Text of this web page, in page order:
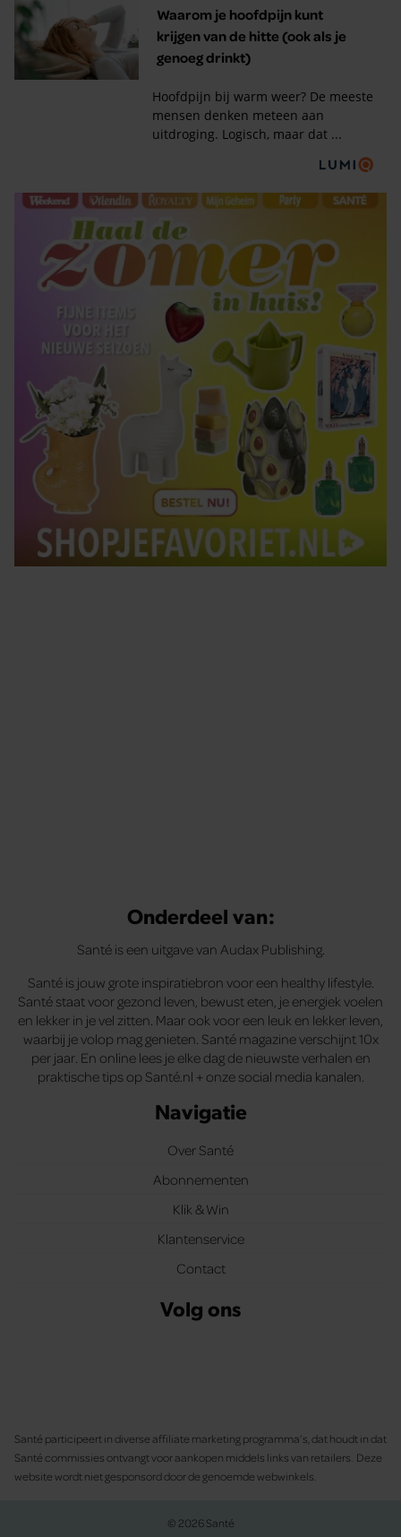
Onderdeel van:
Santé is een uitgave van Audax Publishing.
Santé is jouw grote inspiratiebron voor een healthy lifestyle.
Santé staat voor gezond leven, bewust eten, je energiek voelen
en lekker in je vel zitten. Maar ook voor een leuk en lekker leven,
waarbij je volop mag genieten. Santé magazine verschijnt 10x
per jaar. En online lees je elke dag de nieuwste verhalen en
praktische tips op Santé.nl + onze social media kanalen.
Navigatie
Over Santé
Abonnementen
Klik & Win
Klantenservice
Contact
Volg ons
Santé participeert in diverse affiliate marketing programma’s, dat houdt in dat
Santé commissies ontvangt voor aankopen middels links van retailers. Deze
website wordt niet gesponsord door de genoemde webwinkels.
© 2026 Santé